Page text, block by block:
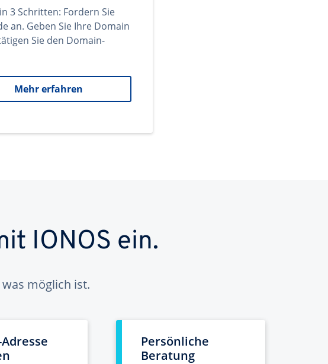
3 Schritten: Fordern Sie
an. Geben Sie Ihre Domain
Sie den Domain-
Mehr erfahren
IONOS ein.
was möglich ist.
Persönliche
Beratung